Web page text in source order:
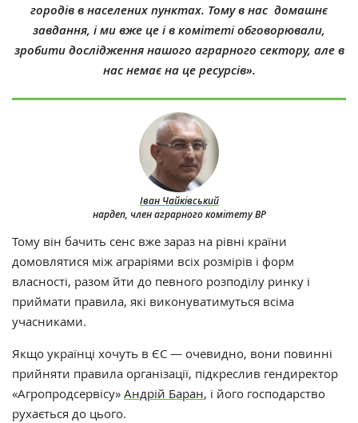
Іван Чайківський
нардеп, член аграрного комітету ВР
городів в населених пунктах. Тому в нас домашнє
завдання, і ми вже це і в комітеті обговорювали,
зробити дослідження нашого аграрного сектору, але в
нас немає на це ресурсів».
Тому він бачить сенс вже зараз на рівні країни
домовлятися між аграріями всіх розмірів і форм
власності, разом йти до певного розподілу ринку і
приймати правила, які виконуватимуться всіма
учасниками.
Якщо українці хочуть в ЄС — очевидно, вони повинні
прийняти правила організації, підкреслив гендиректор
«Агропродсервісу» Андрій Баран, і його господарство
рухається до цього.